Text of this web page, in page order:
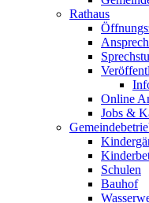
Rathaus
Online
Jobs &
Schulen
Bauhof